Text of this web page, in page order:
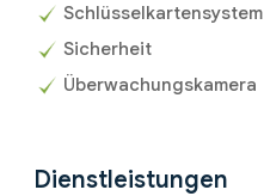
Schlüsselkartensystem
Sicherheit
Überwachungskamera
Dienstleistungen